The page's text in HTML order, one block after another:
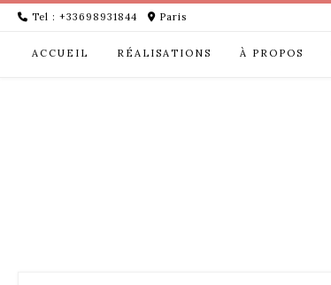
Skip
content
Tel : +33698931844 Paris
ACCUEIL RÉALISATIONS À PROPOS